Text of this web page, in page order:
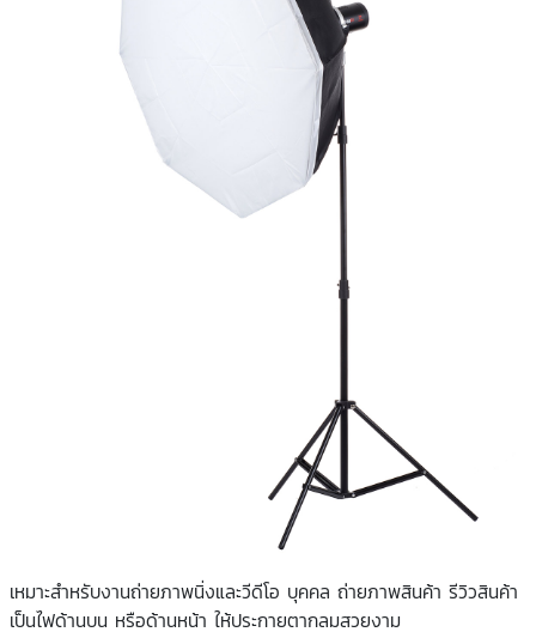
เหมาะสำหรับงานถ่ายภาพนิ่งและวีดีโอ บุคคล ถ่ายภาพสินค้า รีวิวสินค้า
เป็นไฟด้านบน หรือด้านหน้า ให้ประกายตากลมสวยงาม